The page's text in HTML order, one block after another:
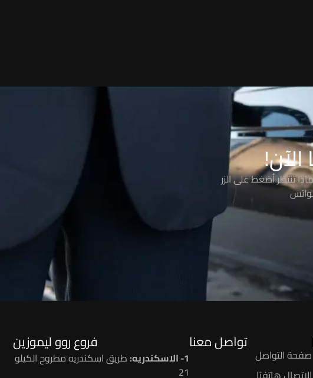
الآن!
تنتظر أضغط على الزر
تواصل معنا
صفحة التواصل
فروع روو ليموزين
1- الاسكندريه:
طريق اسكندريه مطروح الكيلو
21